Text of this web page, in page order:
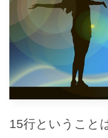
15行ということ